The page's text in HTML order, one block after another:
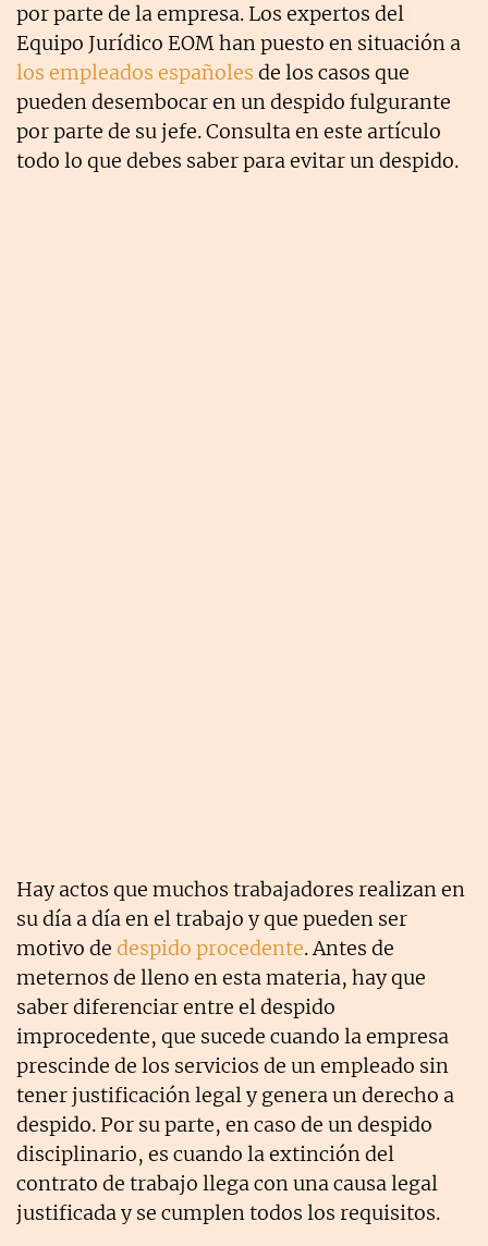
por parte de la empresa. Los expertos del
Equipo Jurídico EOM han puesto en situación a
los empleados españoles de los casos que
pueden desembocar en un despido fulgurante
por parte de su jefe. Consulta en este artículo
todo lo que debes saber para evitar un despido.
Hay actos que muchos trabajadores realizan en
su día a día en el trabajo y que pueden ser
motivo de despido procedente. Antes de
meternos de lleno en esta materia, hay que
saber diferenciar entre el despido
improcedente, que sucede cuando la empresa
prescinde de los servicios de un empleado sin
tener justificación legal y genera un derecho a
despido. Por su parte, en caso de un despido
disciplinario, es cuando la extinción del
contrato de trabajo llega con una causa legal
justificada y se cumplen todos los requisitos.